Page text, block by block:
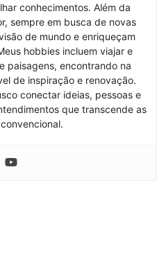
conhecimentos. Além da
sempre em busca de novas
de mundo e enriqueçam
hobbies incluem viajar e
paisagens, encontrando na
de inspiração e renovação.
conectar ideias, pessoas e
que transcende as